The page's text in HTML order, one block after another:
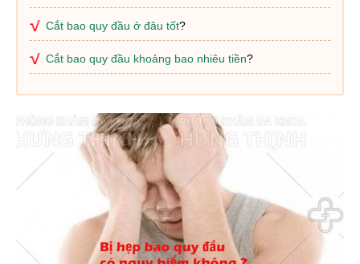
Cắt bao quy đầu ở đâu tốt?
Cắt bao quy đầu khoảng bao nhiêu tiền?